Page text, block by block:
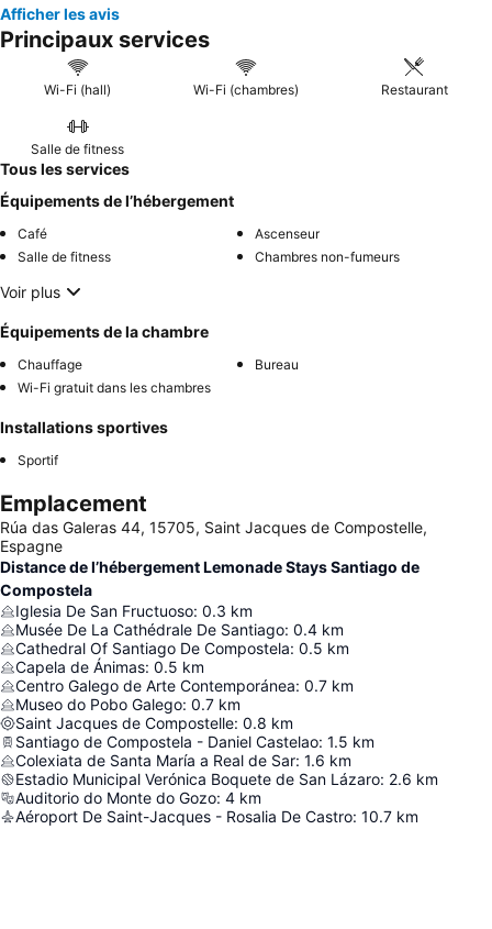
Afficher les avis
Principaux services
Wi-Fi (hall) Wi-Fi (chambres) Restaurant
Salle de fitness
Tous les services
Équipements de l’hébergement
Café
Ascenseur
Salle de fitness
Chambres non-fumeurs
Voir plus
Équipements de la chambre
Chauffage
Bureau
Wi-Fi gratuit dans les chambres
Installations sportives
Sportif
Emplacement
Rúa das Galeras 44, 15705, Saint Jacques de Compostelle,
Espagne
Distance de l’hébergement Lemonade Stays Santiago de
Compostela
Iglesia De San Fructuoso: 0.3 km
Musée De La Cathédrale De Santiago: 0.4 km
Cathedral Of Santiago De Compostela: 0.5 km
Capela de Ánimas: 0.5 km
Centro Galego de Arte Contemporánea: 0.7 km
Museo do Pobo Galego: 0.7 km
Saint Jacques de Compostelle: 0.8 km
Santiago de Compostela - Daniel Castelao: 1.5 km
Colexiata de Santa María a Real de Sar: 1.6 km
Estadio Municipal Verónica Boquete de San Lázaro: 2.6 km
Auditorio do Monte do Gozo: 4 km
Aéroport De Saint-Jacques - Rosalia De Castro: 10.7 km